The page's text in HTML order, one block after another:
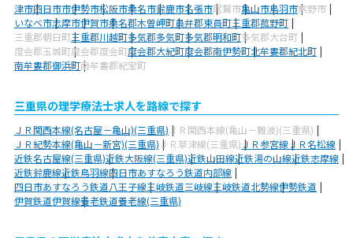
津市四日市市伊勢市松阪市桑名市鈴鹿市名張市尾鷲市亀山市鳥羽市熊野市
いなべ市志摩市伊賀市桑名郡木曽岬町員弁郡東員町三重郡菰野町
三重郡朝日町三重郡川越町多気郡多気町多気郡明和町多気郡大台町
度会郡玉城町度会郡度会町度会郡大紀町度会郡南伊勢町北牟婁郡紀北町
南牟婁郡御浜町南牟婁郡紀宝町
三重県の理学療法士求人を路線で探す
ＪＲ関西本線(名古屋－亀山)(三重県) ＪＲ関西本線(亀山－難波)(三重県)
ＪＲ紀勢本線(亀山－新宮)(三重県) ＪＲ草津線(三重県)ＪＲ参宮線ＪＲ名松線
近鉄名古屋線(三重県)近鉄大阪線(三重県)近鉄山田線近鉄湯の山線近鉄志摩線
近鉄鈴鹿線近鉄鳥羽線四日市あすなろう鉄道内部線
四日市あすなろう鉄道八王子線三岐鉄道三岐線三岐鉄道北勢線伊勢鉄道
伊賀鉄道伊賀線養老鉄道養老線(三重県)